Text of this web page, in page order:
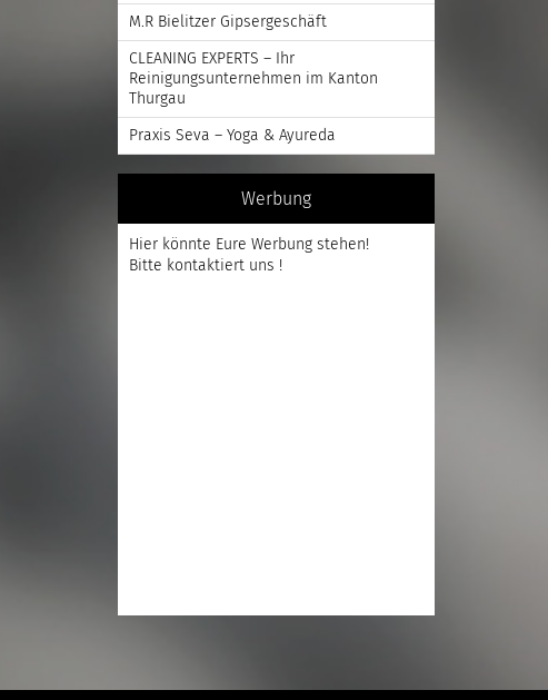
M.R Bielitzer Gipsergeschäft
CLEANING EXPERTS – Ihr
Reinigungsunternehmen im Kanton
Thurgau
Praxis Seva – Yoga & Ayureda
Werbung
Hier könnte Eure Werbung stehen!
Bitte kontaktiert uns !